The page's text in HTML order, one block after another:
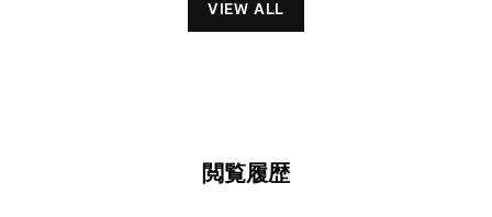
VIEW ALL
閲覧履歴